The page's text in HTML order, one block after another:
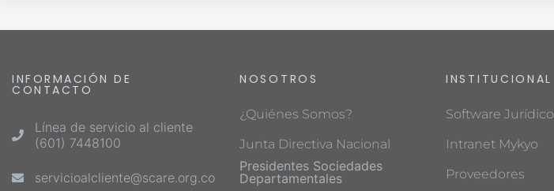
INFORMACIÓN DE
CONTACTO
Línea de servicio al cliente
(601) 7448100
servicioalcliente@scare.org.co
NOSOTROS
¿Quiénes Somos?
Junta Directiva Nacional
Presidentes Sociedades
Departamentales
INSTITUCIONAL
Software Jurídico
Intranet Mykyo
Proveedores